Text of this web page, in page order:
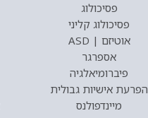
פסיכולוג
פסיכולוג קליני
אוטיזם | ASD
אספרגר
פיברומיאלגיה
הפרעת אישיות גבולית
מיינדפולנס